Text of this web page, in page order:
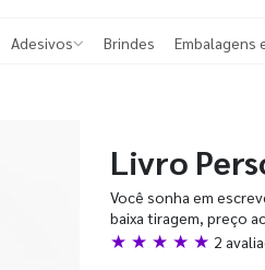
Adesivos Brindes Embalagens
Livro
Você sonha em
baixa tiragem, preço
★ ★ ★ ★ ★ 2